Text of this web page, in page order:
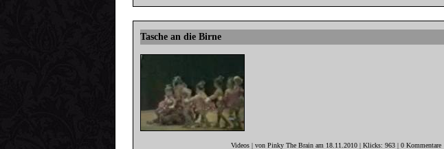
Tasche an die Birne
Videos | von Pinky The Brain am 18.11.2010 | Klicks: 963 | 0 Kommentare